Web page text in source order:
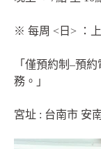
※ 每周 <日> ：上
「僅預約制–預
務。」
宮址 : 台南市 安